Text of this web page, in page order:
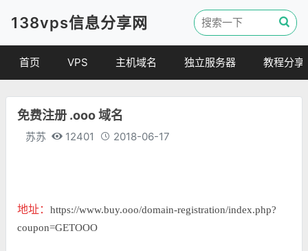
138vps信息分享网
首页 VPS
便宜VPS
VPS评测
主机域名
虚拟主机
独立服务器 教程分享
免费注册 .ooo 域名
苏苏 12401 2018-06-17
地址：
https://www.buy.ooo/domain-registration/index.php?
coupon=GETOOO